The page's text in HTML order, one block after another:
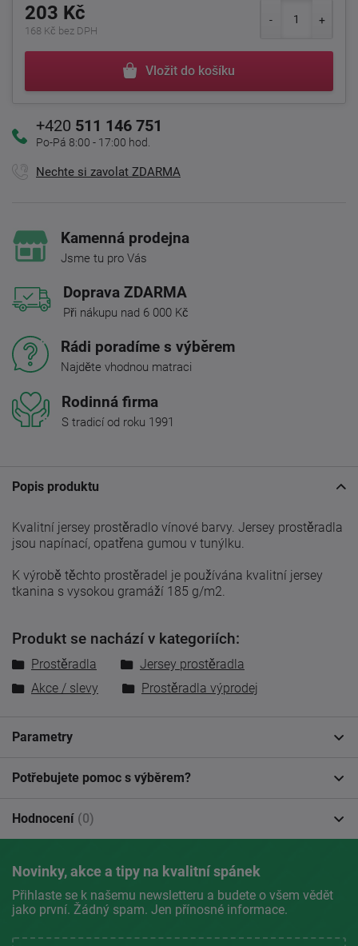
203 Kč
168 Kč bez DPH
Vložit do košíku
+420 511 146 751
Po-Pá 8:00 - 17:00 hod.
Nechte si zavolat ZDARMA
Kamenná prodejna
Jsme tu pro Vás
Doprava ZDARMA
Při nákupu nad 6 000 Kč
Rádi poradíme s výběrem
Najděte vhodnou matraci
Rodinná firma
S tradicí od roku 1991
Popis produktu
Kvalitní jersey prostěradlo vínové barvy. Jersey prostěradla
jsou napínací, opatřena gumou v tunýlku.
K výrobě těchto prostěradel je používána kvalitní jersey
tkanina s vysokou gramáží 185 g/m2.
Produkt se nachází v kategoriích:
Prostěradla
Jersey prostěradla
Akce / slevy
Prostěradla výprodej
Parametry
Potřebujete pomoc s výběrem?
Hodnocení (0)
Novinky, akce a tipy na kvalitní spánek
Přihlaste se k našemu newsletteru a budete o všem vědět
jako první. Žádný spam. Jen přínosné informace.